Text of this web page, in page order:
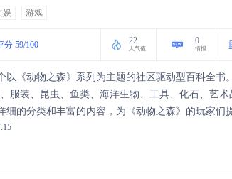
娱 游戏
分 59/100 22
人气值
0
情报
以《动物之森》系列为主题的社区驱动型百科全书
服装、昆虫、鱼类、海洋生物、工具、化石、艺术
细的分类和丰富的内容，为《动物之森》的玩家
了与其他Nintendo游戏百科的链接，如ARMS